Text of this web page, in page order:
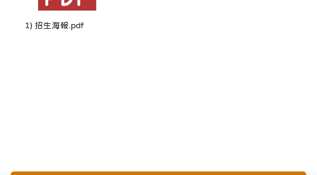
1) 招生海報.pdf